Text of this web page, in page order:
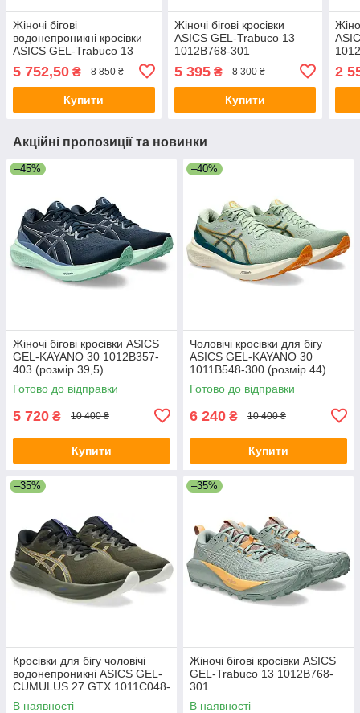
Жіночі бігові
водонепроникні кросівки
ASICS GEL-Trabuco 13
5 752,50 ₴ 8 850 ₴
Купити
Жіночі бігові кросівки
ASICS GEL-Trabuco 13
1012B768-301
5 395₴ 8 300 ₴
Купити
2
Акційні пропозиції та новинки
–45%
Жіночі бігові кросівки ASICS
GEL-KAYANO 30 1012B357-
403 (розмір 39,5)
Готово до відправки
5 720 ₴ 10 400 ₴
Купити
–40%
Чоловічі кросівки для бігу
ASICS GEL-KAYANO 30
1011B548-300 (розмір 44)
Готово до відправки
6 240 ₴ 10 400 ₴
Купити
–35%
Кросівки для бігу чоловічі
водонепроникні ASICS GEL-
CUMULUS 27 GTX 1011C048-
200
В наявності
–35%
Жіночі бігові кросівки ASICS
GEL-Trabuco 13 1012B768-
301
В наявності